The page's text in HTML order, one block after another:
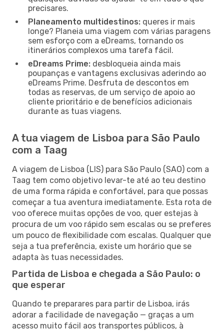
precisares.
Planeamento multidestinos: queres ir mais
longe? Planeia uma viagem com várias paragens
sem esforço com a eDreams, tornando os
itinerários complexos uma tarefa fácil.
eDreams Prime: desbloqueia ainda mais
poupanças e vantagens exclusivas aderindo ao
eDreams Prime. Desfruta de descontos em
todas as reservas, de um serviço de apoio ao
cliente prioritário e de benefícios adicionais
durante as tuas viagens.
A tua viagem de Lisboa para São Paulo
com a Taag
A viagem de Lisboa (LIS) para São Paulo (SAO) com a
Taag tem como objetivo levar-te até ao teu destino
de uma forma rápida e confortável, para que possas
começar a tua aventura imediatamente. Esta rota de
voo oferece muitas opções de voo, quer estejas à
procura de um voo rápido sem escalas ou se preferes
um pouco de flexibilidade com escalas. Qualquer que
seja a tua preferência, existe um horário que se
adapta às tuas necessidades.
Partida de Lisboa e chegada a São Paulo: o
que esperar
Quando te preparares para partir de Lisboa, irás
adorar a facilidade de navegação — graças a um
acesso muito fácil aos transportes públicos, à